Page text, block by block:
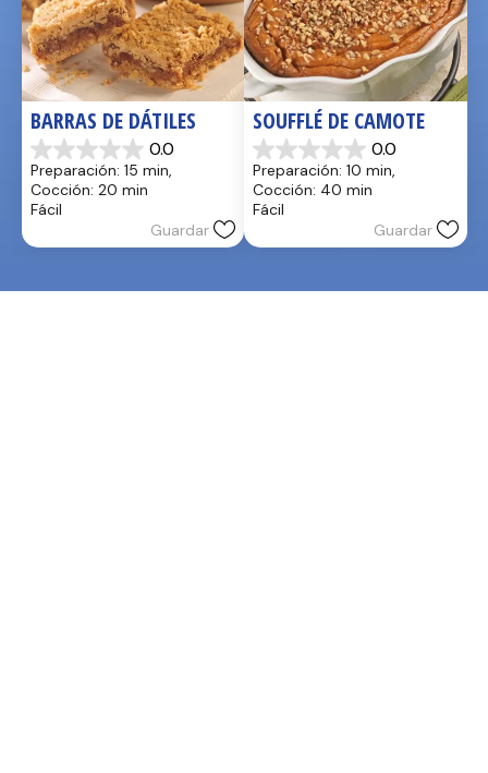
BARRAS DE DÁTILES
0.0
0.0
de
5
estrellas.
Preparación: 15 min,
Cocción: 20 min
Fácil
Guardar
SOUFFLÉ DE CAMOTE
0.0
0.0
de
5
estrellas.
Preparación: 10 min,
Cocción: 40 min
Fácil
Guardar